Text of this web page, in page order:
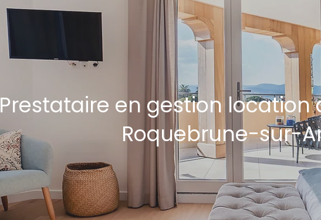
Prestataire en gestion
Roquebrune-sur-